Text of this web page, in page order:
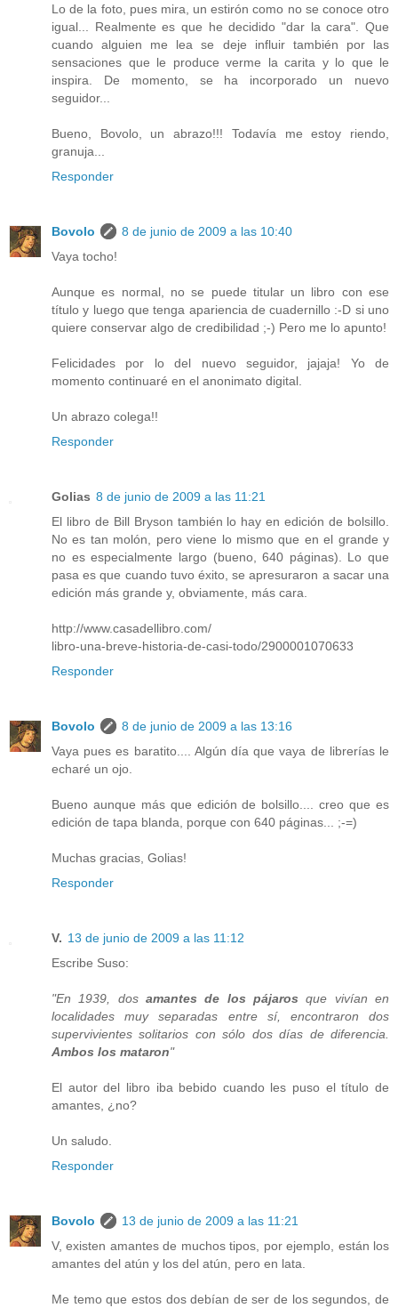
Lo de la foto, pues mira, un estirón como no se conoce otro
igual... Realmente es que he decidido "dar la cara". Que
cuando alguien me lea se deje influir también por las
sensaciones que le produce verme la carita y lo que le
inspira. De momento, se ha incorporado un nuevo
seguidor...
Bueno, Bovolo, un abrazo!!! Todavía me estoy riendo,
granuja...
Responder
Bovolo
8 de junio de 2009 a las 10:40
Vaya tocho!
Aunque es normal, no se puede titular un libro con ese
título y luego que tenga apariencia de cuadernillo :-D si uno
quiere conservar algo de credibilidad ;-) Pero me lo apunto!
Felicidades por lo del nuevo seguidor, jajaja! Yo de
momento continuaré en el anonimato digital.
Un abrazo colega!!
Responder
Golias 8 de junio de 2009 a las 11:21
El libro de Bill Bryson también lo hay en edición de bolsillo.
No es tan molón, pero viene lo mismo que en el grande y
no es especialmente largo (bueno, 640 páginas). Lo que
pasa es que cuando tuvo éxito, se apresuraron a sacar una
edición más grande y, obviamente, más cara.
http://www.casadellibro.com/
libro-una-breve-historia-de-casi-todo/2900001070633
Responder
Bovolo
8 de junio de 2009 a las 13:16
Vaya pues es baratito.... Algún día que vaya de librerías le
echaré un ojo.
Bueno aunque más que edición de bolsillo.... creo que es
edición de tapa blanda, porque con 640 páginas... ;-=)
Muchas gracias, Golias!
Responder
V. 13 de junio de 2009 a las 11:12
Escribe Suso:
"En 1939, dos amantes de los pájaros que vivían en
localidades muy separadas entre sí, encontraron dos
supervivientes solitarios con sólo dos días de diferencia.
Ambos los mataron"
El autor del libro iba bebido cuando les puso el título de
amantes, ¿no?
Un saludo.
Responder
Bovolo
13 de junio de 2009 a las 11:21
V, existen amantes de muchos tipos, por ejemplo, están los
amantes del atún y los del atún, pero en lata.
Me temo que estos dos debían de ser de los segundos, de